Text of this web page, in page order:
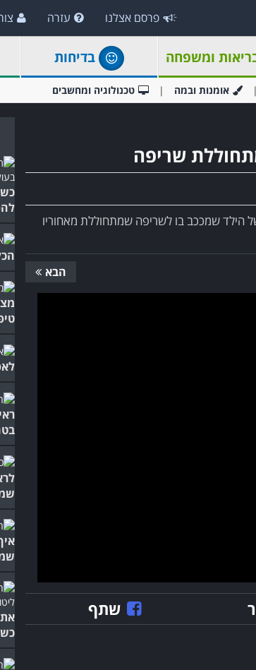
פרסם אצלנו עזרה
ומשפחה בדיחות
אומנות ובמה טכנולוגיה ומחשבים
שריפה
הילד שמככב בו לשריפה שמתחוללת מאחוריו
הבא
שתף